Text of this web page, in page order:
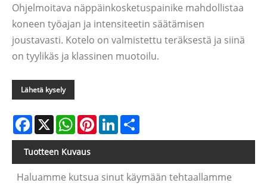
Ohjelmoitava näppäinkosketuspainike mahdollistaa
koneen työajan ja intensiteetin säätämisen
joustavasti. Kotelo on valmistettu teräksestä ja siinä
on tyylikäs ja klassinen muotoilu.
Lähetä kysely
Facebook
X WhatsAppPinterestLinkedIn
Tuotteen Kuvaus
Haluamme kutsua sinut käymään tehtaallamme